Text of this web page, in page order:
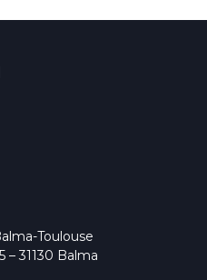
Toulouse
– 31130 Balma